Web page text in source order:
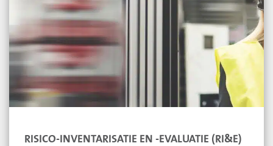
RISICO-INVENTARISATIE EN -EVALUATIE (RI&E)